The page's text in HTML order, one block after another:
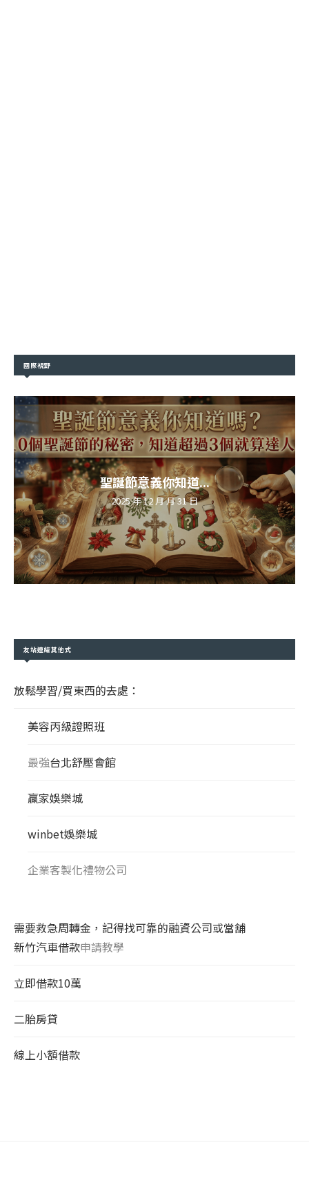
國際視野
聖誕節意義你知道...
2025 年 12 月 月 31 日
友站連結其他式
放鬆學習/買東西的去處：
美容丙級證照班
最強台北舒壓會館
贏家娛樂城
winbet娛樂城
企業客製化禮物公司
需要救急周轉金，記得找可靠的融資公司或當舖
新竹汽車借款申請教學
立即借款10萬
二胎房貸
線上小額借款